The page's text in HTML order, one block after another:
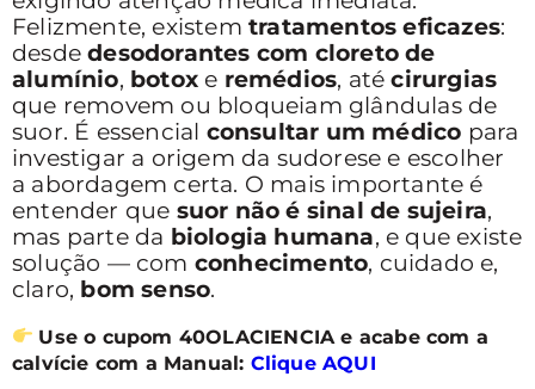
Felizmente, existem tratamentos eficazes:
desdedesodorantes com cloreto de
alumínio, botox e remédios, atécirurgias
que removem ou bloqueiam glândulas de
suor. É essencial consultar um médico para
investigar a origem da sudorese e escolher
a abordagem certa. O mais importante é
entender que suor não é sinal de sujeira,
mas parte da biologia humana, e que existe
solução — com conhecimento, cuidado e,
claro, bom senso.
Use o cupom 40OLACIENCIA e acabe com a
calvície com a Manual: Clique AQUI